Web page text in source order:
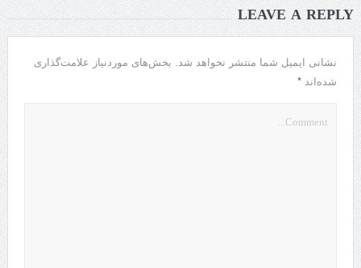
LEAVE A REPLY
نشانی ایمیل شما منتشر نخواهد شد. بخش‌های موردنیاز علامت‌گذاری
شده‌اند *